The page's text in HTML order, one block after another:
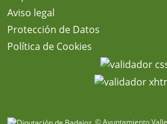
Aviso legal
Protección de Datos
Política de Cookies